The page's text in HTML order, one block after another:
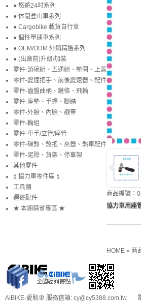
商品編號：
協力車用座
HOME » 商
● 悠遊24吋系列
● 休閒登山車系列
● Cargobike 載貨自行車
● 個性單速車系列
● OEM/ODM 外銷精選系列
● (出廠前)升級/加裝
零件-頭碗組、五通組、墊圈、上蓋
零件-變速把手、前後變速器、配件
零件-齒盤曲柄、鏈條、飛輪
零件-座墊、手握、腳踏
零件-外胎、內胎、襯帶
零件-輪組
零件-車手/立管/座管
零件-碟煞、煞把、夾器、煞車配件
零件-泥除、貨架、停車架
其他零件
§ 協力車零件區 §
工具類
週邊配件
★ 本期精省專區 ★
AiBIKE-愛騎車 服務信箱: cy@cy5388.com.tw